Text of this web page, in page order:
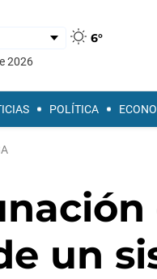
6°
2026
POLÍTICA
un